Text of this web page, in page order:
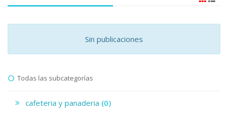
Sin publicaciones
Todas las subcategorías
cafeteria y panaderia
(0)